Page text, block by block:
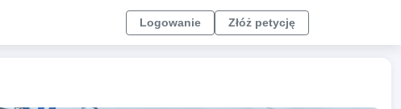
Logowanie Złóż petycję